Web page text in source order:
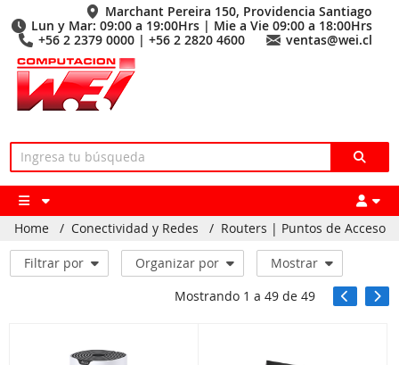
Marchant Pereira 150, Providencia Santiago
Lun y Mar: 09:00 a 19:00Hrs | Mie a Vie 09:00 a 18:00Hrs
+56 2 2379 0000 | +56 2 2820 4600
ventas@wei.cl
Home / Conectividad y Redes / Routers | Puntos de Acceso
Filtrar por Organizar por
Mostrar
Mostrando 1 a 49de 49